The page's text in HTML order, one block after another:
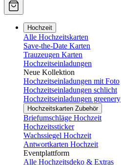
Hochzeit
Alle Hochzeitskarten
Save-the-Date Karten
Trauzeugen Karten
Hochzeitseinladungen
Neue Kollektion
Hochzeitseinladungen mit Foto
Hochzeitseinladungen schlicht
Hochzeitseinladungen greenery
Hochzeitskarten Zubehör
Briefumschläge Hochzeit
Hochzeitssticker
Wachssiegel Hochzeit
Antwortkarten Hochzeit
Eventplattform
Alle Hochzeitsdeko & Extras